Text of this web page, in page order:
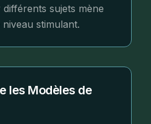
sujets mène
stimulant.
les Modèles de